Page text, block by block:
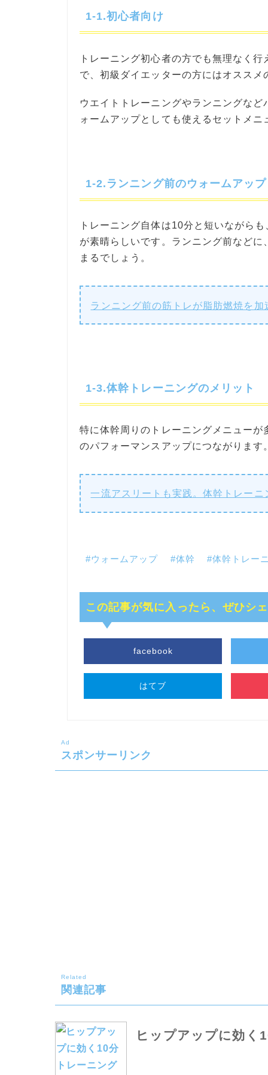
1-1.初心者向け
トレーニング初心者の方でも無理なく
で、初級ダイエッターの方にはオスス
ウエイトトレーニングやランニングな
ォームアップとしても使えるセットメニ
1-2.ランニング前のウォームアッ
トレーニング自体は10分と短いながらも
が素晴らしいです。ランニング前など
まるでしょう。
ランニング前の筋トレが脂肪燃焼を加
1-3.体幹トレーニングのメリット
特に体幹周りのトレーニングメニュー
のパフォーマンスアップにつながります
一流アスリートも実践。体幹トレー
#ウォームアップ #体幹 #体幹トレー
この記事が気に入ったら、ぜひシ
facebook
はてブ
Ad
スポンサーリンク
Related
関連記事
ヒップアップに効く